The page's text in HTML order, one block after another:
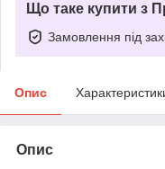
Що таке купити з
Замовлення під
Опис
Опис